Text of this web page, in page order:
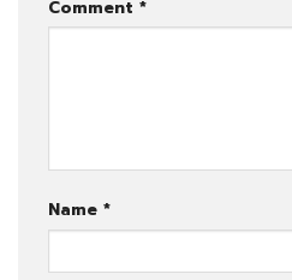
Comment *
Name *